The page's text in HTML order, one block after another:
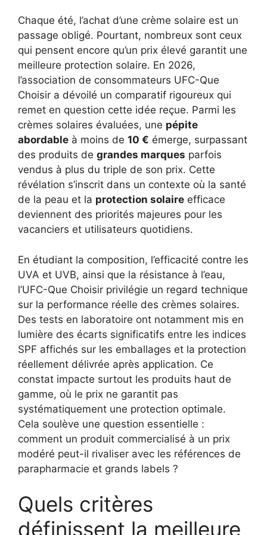
Chaque été, l’achat d’une crème solaire est un
passage obligé. Pourtant, nombreux sont ceux
qui pensent encore qu’un prix élevé garantit une
meilleure protection solaire. En 2026,
l’association de consommateurs UFC-Que
Choisir a dévoilé un comparatif rigoureux qui
remet en question cette idée reçue. Parmi les
crèmes solaires évaluées, une pépite
abordable à moins de 10 € émerge, surpassant
des produits de grandes marques parfois
vendus à plus du triple de son prix. Cette
révélation s’inscrit dans un contexte où la santé
de la peau et la protection solaire efficace
deviennent des priorités majeures pour les
vacanciers et utilisateurs quotidiens.
En étudiant la composition, l’efficacité contre les
UVA et UVB, ainsi que la résistance à l’eau,
l’UFC-Que Choisir privilégie un regard technique
sur la performance réelle des crèmes solaires.
Des tests en laboratoire ont notamment mis en
lumière des écarts significatifs entre les indices
SPF affichés sur les emballages et la protection
réellement délivrée après application. Ce
constat impacte surtout les produits haut de
gamme, où le prix ne garantit pas
systématiquement une protection optimale.
Cela soulève une question essentielle :
comment un produit commercialisé à un prix
modéré peut-il rivaliser avec les références de
parapharmacie et grands labels ?
Quels critères
définissent la meilleure